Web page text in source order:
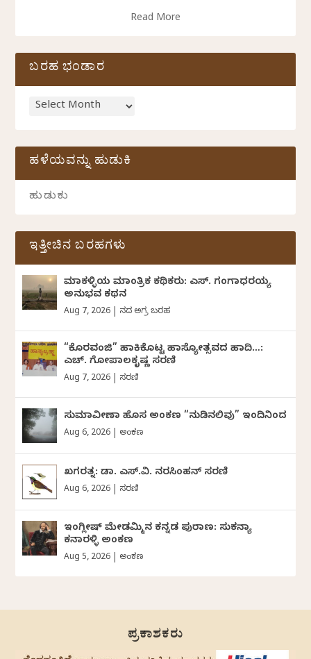
Read More
ಬರಹ ಭಂಡಾರ
ಹಳೆಯವನ್ನು ಹುಡುಕಿ
ಇತ್ತೀಚಿನ ಬರಹಗಳು
ಮಾಕಳ್ಳಿಯ ಮಾಂತ್ರಿಕ ಕಥಿಕರು: ಎಸ್. ಗಂಗಾಧರಯ್ಯ
ಅನುಭವ ಕಥನ
Aug 7, 2026 ದಿನದ ಅಗ್ರ ಬರಹ
“ಕೊರವಂಜಿ” ಹಾಕಿಕೊಟ್ಟ ಹಾಸ್ಯೋತ್ಸವದ ಹಾದಿ…:
ಎಚ್. ಗೋಪಾಲಕೃಷ್ಣ ಸರಣಿ
Aug 7, 2026 ಸರಣಿ
ಸುಮಾವೀಣಾ ಹೊಸ ಅಂಕಣ “ನುಡಿನಲಿವು” ಇಂದಿನಿಂದ
Aug 6, 2026 ಅಂಕಣ
ಖಗರತ್ನ: ಡಾ. ಎಸ್.ವಿ. ನರಸಿಂಹನ್‌‌ ಸರಣಿ
Aug 6, 2026 ಸರಣಿ
ಇಂಗ್ಲೀಷ್ ಮೇಡಮ್ಮಿನ ಕನ್ನಡ ಪುರಾಣ: ಸುಕನ್ಯಾ
ಕನಾರಳ್ಳಿ ಅಂಕಣ
Aug 5, 2026 ಅಂಕಣ
ಪ್ರಕಾಶಕರು